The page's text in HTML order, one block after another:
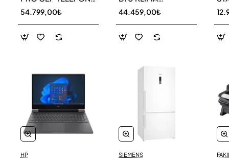
256 GB
54.799,00₺
HP
AR40F12C0AM SK
44.459,00₺
SIEMENS